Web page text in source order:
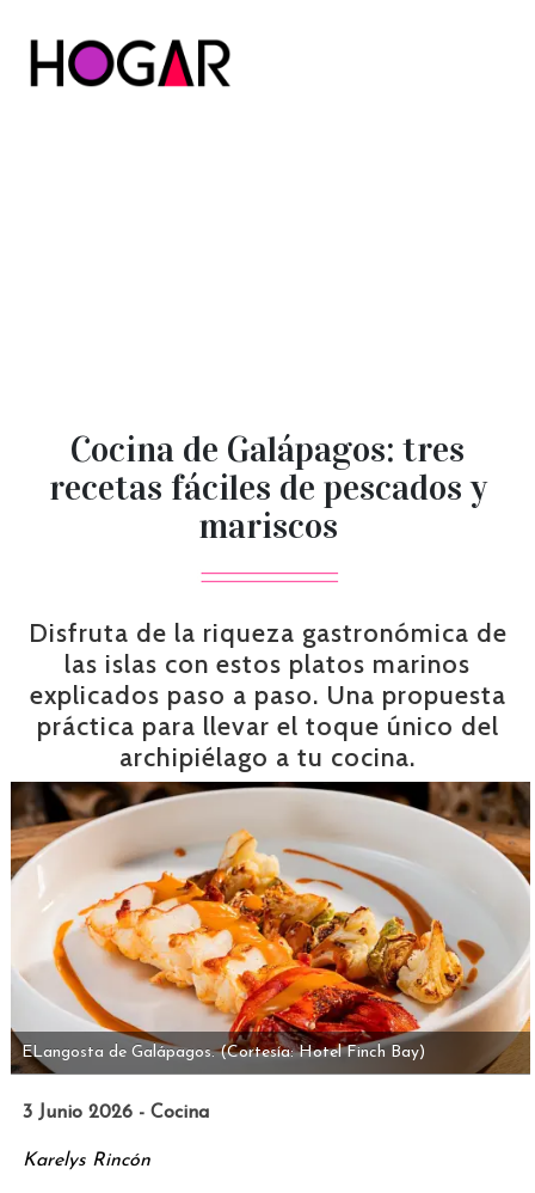
Cocina de Galápagos: tres
recetas fáciles de pescados y
mariscos
Disfruta de la riqueza gastronómica de
las islas con estos platos marinos
explicados paso a paso. Una propuesta
práctica para llevar el toque único del
archipiélago a tu cocina.
ELangosta de Galápagos.(Cortesía: Hotel Finch Bay)
3 Junio 2026 - Cocina
Karelys Rincón